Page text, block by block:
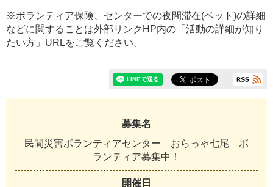
※ボランティア保険、センターでの夜間滞在(ベット)の詳細
などに関することは外部リンクHP内の「活動の詳細が知り
たい方」URLをご覧ください。
募集名
民間災害ボランティアセンター おらっゃ七尾 ボ
ランティア募集中！
開催日